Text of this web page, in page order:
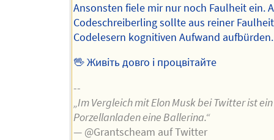
Ansonsten fiele mir nur noch Faulheit ein.
Codeschreiberling sollte aus reiner
Codelesern kognitiven Aufwand aufbürden.
🖖 Живіть довго і процвітайте
--
„Im Vergleich mit Elon Musk bei Twitter ist
Porzellanladen eine Ballerina.“
— @Grantscheam auf Twitter